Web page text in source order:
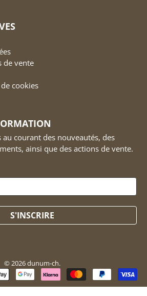
de vente
cookies
courant des nouveautés, des
ainsi que des actions de vente.
S'INSCRIRE
© 2026dunum-ch.